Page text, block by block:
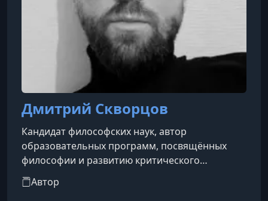
Дмитрий Скворцов
Кандидат философских наук, автор
образовательных программ, посвящённых
философии и развитию критического
мышления.
Автор